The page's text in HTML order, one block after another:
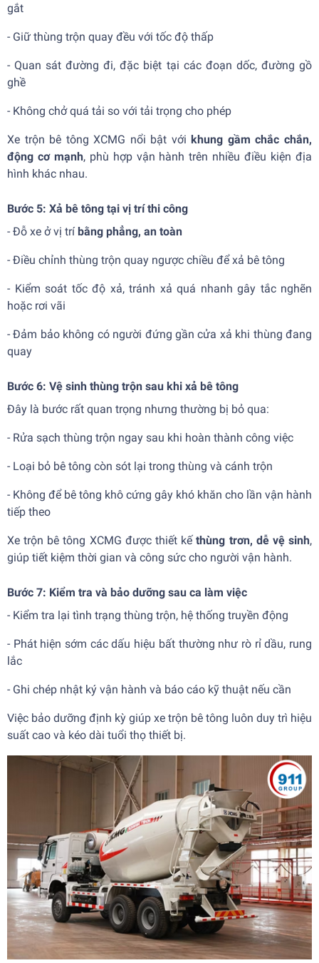
gắt
- Giữ thùng trộn quay đều với tốc độ thấp
- Quan sát đường đi, đặc biệt tại các đoạn dốc, đường gồ
ghề
- Không chở quá tải so với tải trọng cho phép
Xe trộn bê tông XCMG nổi bật với khung gầm chắc chắn,
động cơ mạnh, phù hợp vận hành trên nhiều điều kiện địa
hình khác nhau.
Bước 5: Xả bê tông tại vị trí thi công
- Đỗ xe ở vị trí bằng phẳng, an toàn
- Điều chỉnh thùng trộn quay ngược chiều để xả bê tông
- Kiểm soát tốc độ xả, tránh xả quá nhanh gây tắc nghẽn
hoặc rơi vãi
- Đảm bảo không có người đứng gần cửa xả khi thùng đang
quay
Bước 6: Vệ sinh thùng trộn sau khi xả bê tông
Đây là bước rất quan trọng nhưng thường bị bỏ qua:
- Rửa sạch thùng trộn ngay sau khi hoàn thành công việc
- Loại bỏ bê tông còn sót lại trong thùng và cánh trộn
- Không để bê tông khô cứng gây khó khăn cho lần vận hành
tiếp theo
Xe trộn bê tông XCMG được thiết kếthùng trơn, dễ vệ sinh,
giúp tiết kiệm thời gian và công sức cho người vận hành.
Bước 7: Kiểm tra và bảo dưỡng sau ca làm việc
- Kiểm tra lại tình trạng thùng trộn, hệ thống truyền động
- Phát hiện sớm các dấu hiệu bất thường như rò rỉ dầu, rung
lắc
- Ghi chép nhật ký vận hành và báo cáo kỹ thuật nếu cần
Việc bảo dưỡng định kỳ giúp xe trộn bê tông luôn duy trì hiệu
suất cao và kéo dài tuổi thọ thiết bị.